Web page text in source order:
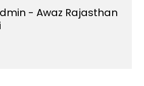
- Awaz Rajasthan